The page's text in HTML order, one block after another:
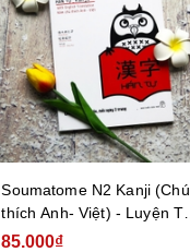
Soumatome N2 Kanji (Chú
thích Anh- Việt) - Luyện Thi
Năng Lực Nhật Ngữ Trình
85.000₫